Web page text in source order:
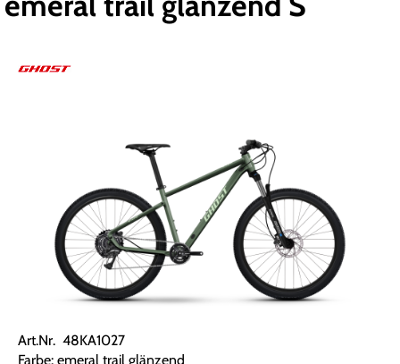
Art.Nr. 48KA1027
Farbe: emeral trail glänzend